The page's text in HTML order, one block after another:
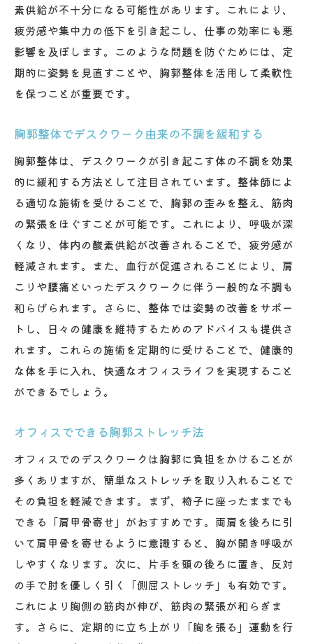
素供給が不十分になる可能性があります。これにより、
疲労感や集中力の低下を引き起こし、仕事の効率にも悪
影響を及ぼします。このような問題を防ぐためには、定
期的に姿勢を見直すことや、胸郭整体を活用して柔軟性
を保つことが重要です。
胸郭整体でデスクワーク由来の不調を緩和する
胸郭整体は、デスクワークが引き起こす体の不調を効果
的に緩和する方法として注目されています。整体師によ
る適切な施術を受けることで、胸郭の歪みを整え、筋肉
の緊張をほぐすことが可能です。これにより、呼吸が深
くなり、体内の酸素供給が改善されることで、疲労感が
軽減されます。また、血行が促進されることにより、肩
こりや腰痛といったデスクワークに伴う一般的な不調も
和らげられます。さらに、整体では姿勢の改善をサポー
トし、日々の健康を維持するためのアドバイスも提供さ
れます。これらの施術を定期的に受けることで、健康的
な体を手に入れ、快適なオフィスライフを実現すること
ができるでしょう。
オフィスでできる胸郭ストレッチ法
オフィスでのデスクワークは胸郭に負担をかけることが
多くありますが、簡単なストレッチを取り入れることで
その負担を軽減できます。まず、椅子に座ったままでも
できる「肩甲骨寄せ」がおすすめです。両肩を後ろに引
いて肩甲骨を寄せるように意識すると、胸が開き呼吸が
しやすくなります。次に、片手を頭の後ろに置き、反対
の手で肘を優しく引く「側屈ストレッチ」も有効です。
これにより胸側の筋肉が伸び、筋肉の緊張が和らぎま
す。さらに、定期的に立ち上がり「胸を張る」運動を行